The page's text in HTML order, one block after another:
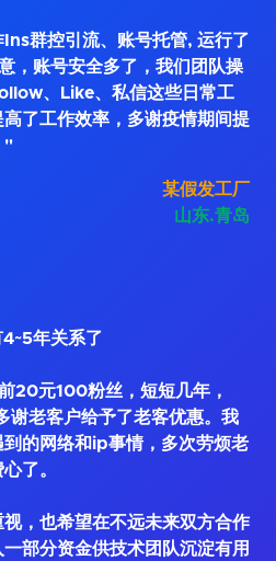
群控引流、账号托管, 运行了
，账号安全多了，我们团队操
、Like、私信这些日常工
了工作效率，多谢疫情期间提
"
某假发工厂
山东.青岛
年关系了
20元100粉丝，短短几年，
谢老客户给予了老客优惠。我
的网络和ip事情，多次劳烦老
了。
，也希望在不远未来双方合作
部分资金供技术团队沉淀有用